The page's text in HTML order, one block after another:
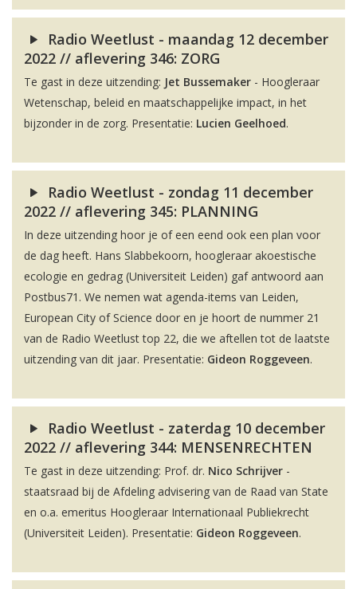
Radio Weetlust - maandag 12 december
2022 // aflevering 346: ZORG
Te gast in deze uitzending: Jet Bussemaker - Hoogleraar
Wetenschap, beleid en maatschappelijke impact, in het
bijzonder in de zorg. Presentatie: Lucien Geelhoed.
Radio Weetlust - zondag 11 december
2022 // aflevering 345: PLANNING
In deze uitzending hoor je of een eend ook een plan voor
de dag heeft. Hans Slabbekoorn, hoogleraar akoestische
ecologie en gedrag (Universiteit Leiden) gaf antwoord aan
Postbus71. We nemen wat agenda-items van Leiden,
European City of Science door en je hoort de nummer 21
van de Radio Weetlust top 22, die we aftellen tot de laatste
uitzending van dit jaar. Presentatie: Gideon Roggeveen.
Radio Weetlust - zaterdag 10 december
2022 // aflevering 344: MENSENRECHTEN
Te gast in deze uitzending: Prof. dr. Nico Schrijver -
staatsraad bij de Afdeling advisering van de Raad van State
en o.a. emeritus Hoogleraar Internationaal Publiekrecht
(Universiteit Leiden). Presentatie: Gideon Roggeveen.